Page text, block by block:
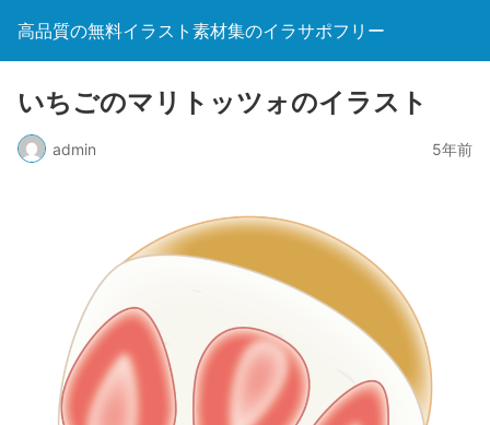
高品質の無料イラスト素材集のイラサポフリー
いちごのマリトッツォのイラスト
admin 5年前